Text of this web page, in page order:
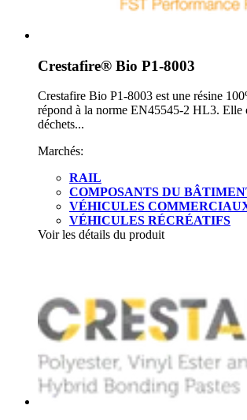
Crestafire® Bio P1-8003
Crestafire Bio P1-8003 est une résine
répond à la norme EN45545-2 HL3. Elle
déchets...
Marchés:
RAIL
COMPOSANTS DU
VÉHICULES
VÉHICULES RÉCRÉATIFS
Voir les détails du produit